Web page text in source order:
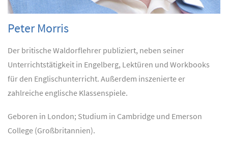
Peter Morris
Der britische Waldorflehrer publiziert, neben seiner
Unterrichtstätigkeit in Engelberg, Lektüren und Workbooks
für den Englischunterricht. Außerdem inszenierte er
zahlreiche englische Klassenspiele.
Geboren in London; Studium in Cambridge und Emerson
College (Großbritannien).